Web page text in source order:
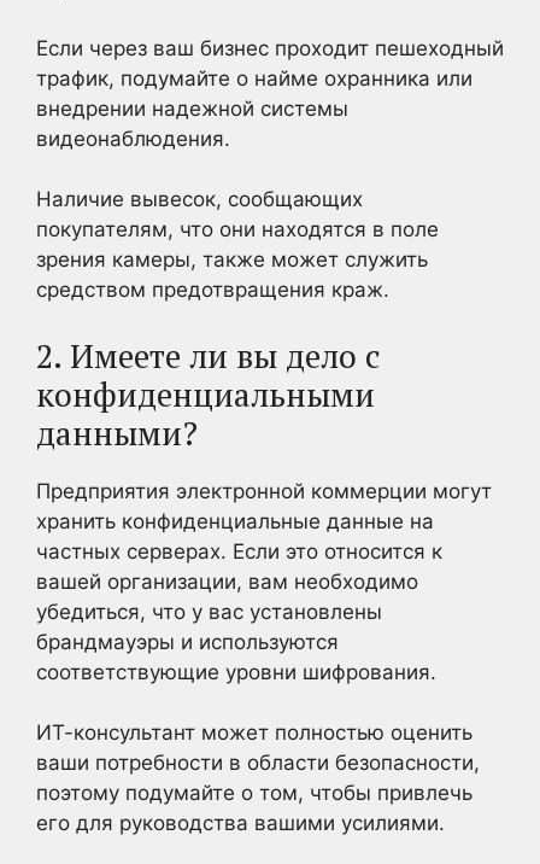
Если через ваш бизнес проходит пешеходный
трафик, подумайте о найме охранника или
внедрении надежной системы
видеонаблюдения.
Наличие вывесок, сообщающих
покупателям, что они находятся в поле
зрения камеры, также может служить
средством предотвращения краж.
2. Имеете ли вы дело с
конфиденциальными
данными?
Предприятия электронной коммерции могут
хранить конфиденциальные данные на
частных серверах. Если это относится к
вашей организации, вам необходимо
убедиться, что у вас установлены
брандмауэры и используются
соответствующие уровни шифрования.
ИТ-консультант может полностью оценить
ваши потребности в области безопасности,
поэтому подумайте о том, чтобы привлечь
его для руководства вашими усилиями.